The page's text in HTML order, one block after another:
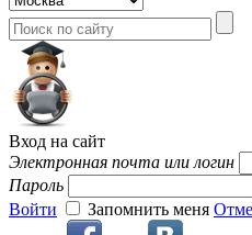
Вход на сайт
Электронная почта или логин
Пароль
Войти
Запомнить меня